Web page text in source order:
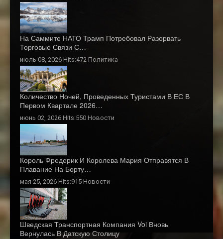
На Саммите НАТО Трамп Потребовал Разорвать
Торговые Связи С…
июль 08, 2026 Hits:472 Политика
Количество Ночей, Проведенных Туристами В ЕС В
Первом Квартале 2026…
июнь 02, 2026 Hits:550 Новости
Король Фредерик И Королева Мария Отправятся В
Плавание На Борту…
мая 25, 2026 Hits:915 Новости
Шведская Транспортная Компания Voi Вновь
Вернулась В Датскую Столицу